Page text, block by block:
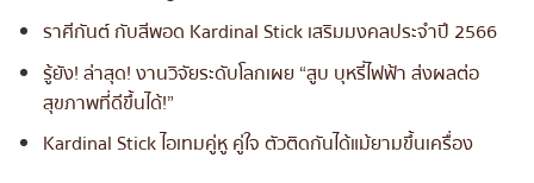
ราศีกันต์ กับสีพอด Kardinal Stick เสริมมงคลประจำปี 2566
รู้ยัง! ล่าสุด! งานวิจัยระดับโลกเผย “สูบ บุหรี่ไฟฟ้า ส่งผลต่อ
สุขภาพที่ดีขึ้นได้!”
Kardinal Stick ไอเทมคู่หู คู่ใจ ตัวติดกันได้แม้ยามขึ้นเครื่อง